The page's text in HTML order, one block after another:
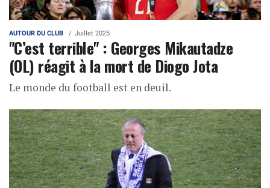
AUTOUR DU CLUB Juillet 2025
"C’est terrible" : Georges Mikautadze
(OL) réagit à la mort de Diogo Jota
Le monde du football est en deuil.